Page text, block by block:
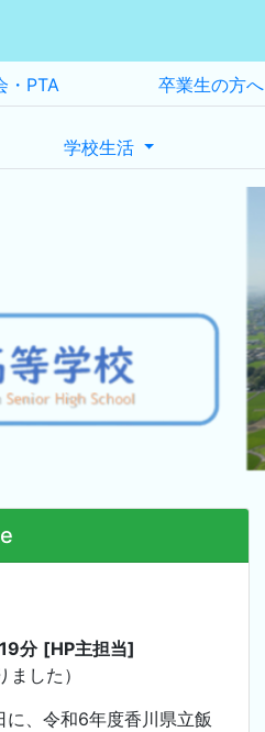
・PTA 卒業生の方へ
学校生活
分 [HP主担当]
ました）
、令和6年度香川県立飯